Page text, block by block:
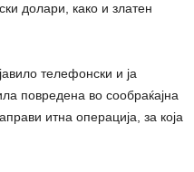
долари, како и златен
телефонски и ја
повредена во сообраќајна
итна операција, за која